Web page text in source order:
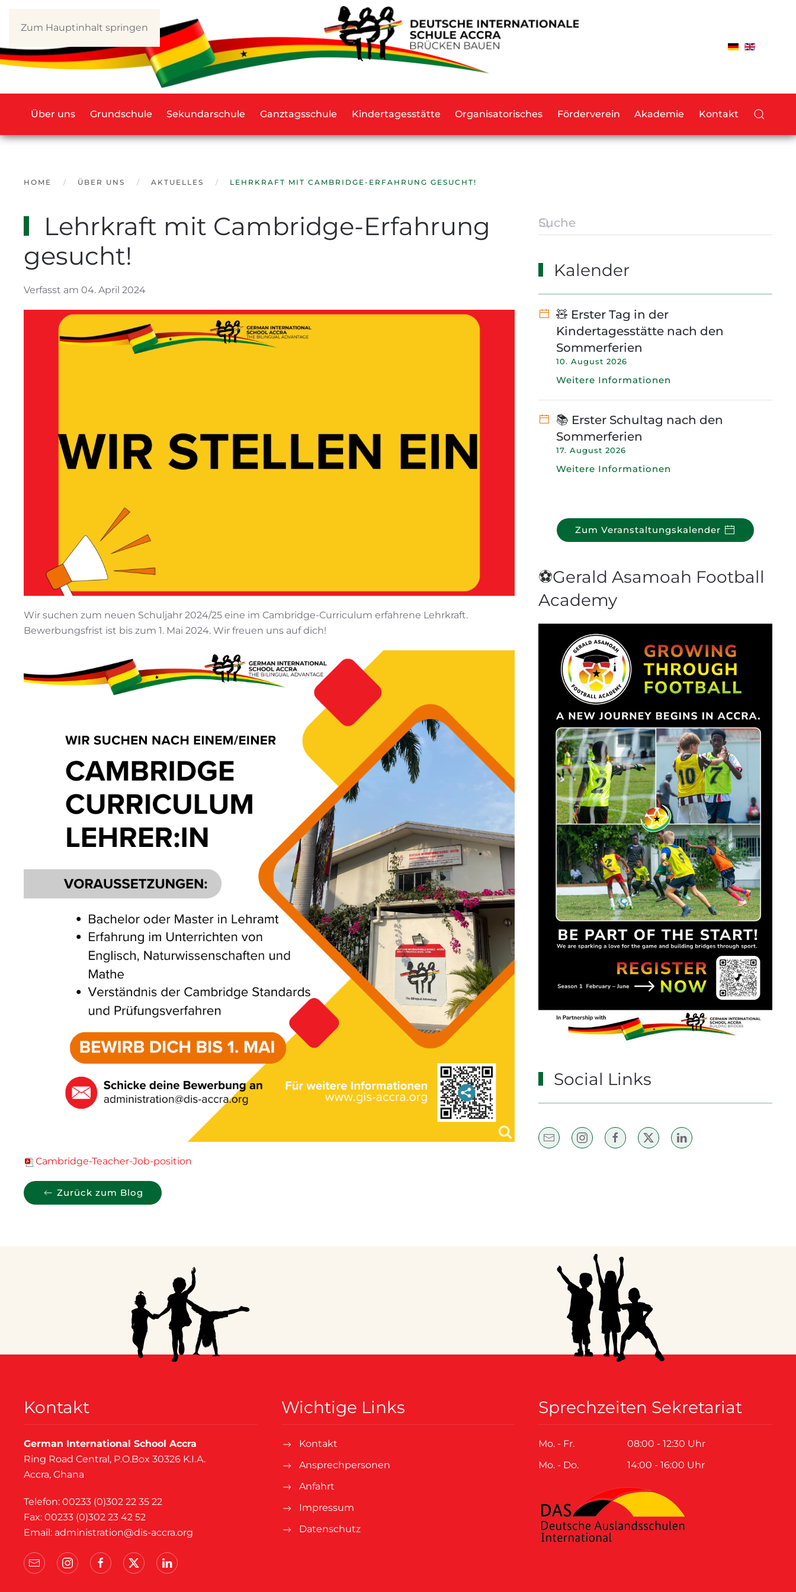
Zum Hauptinhalt springen
Über uns Grundschule Sekundarschule Ganztagsschule Kindertagesstätte Organisatorisches Förderverein Akademie Kontakt
HOME ÜBER UNS AKTUELLES LEHRKRAFT MIT CAMBRIDGE-ERFAHRUNG GESUCHT!
Lehrkraft mit Cambridge-Erfahrung
gesucht!
Verfasst am 04. April 2024
Wir suchen zum neuen Schuljahr 2024/25 eine im Cambridge-Curriculum erfahrene Lehrkraft.
Bewerbungsfrist ist bis zum 1. Mai 2024. Wir freuen uns auf dich!
Cambridge-Teacher-Job-position
Zurück zum Blog
Kalender
🧸 Erster Tag in der
Kindertagesstätte nach den
Sommerferien
10. August 2026
Weitere Informationen
📚 Erster Schultag nach den
Sommerferien
17. August 2026
Weitere Informationen
Zum Veranstaltungskalender
⚽Gerald Asamoah Football
Academy
Social Links
Kontakt
German International School Accra
Ring Road Central, P.O.Box 30326 K.I.A.
Accra, Ghana
Telefon: 00233 (0)302 22 35 22
Fax: 00233 (0)302 23 42 52
Email: administration@dis-accra.org
Wichtige Links
Kontakt
Ansprechpersonen
Anfahrt
Impressum
Datenschutz
Sprechzeiten Sekretariat
Mo. - Fr.
08:00 - 12:30 Uhr
Mo. - Do.
14:00 - 16:00 Uhr